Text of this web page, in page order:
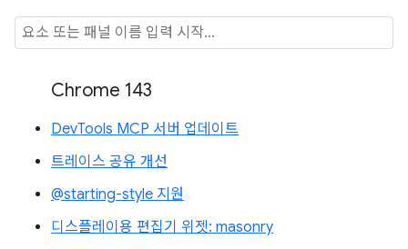
Chrome 143
DevTools MCP 서버 업데이트
트레이스 공유 개선
@starting-style 지원
디스플레이용 편집기 위젯: masonry